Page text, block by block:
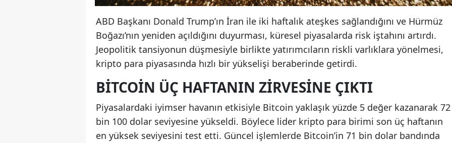
ABD Başkanı Donald Trump’ın İran ile iki haftalık ateşkes sağlandığını ve Hürmüz
Boğazı’nın yeniden açıldığını duyurması, küresel piyasalarda risk iştahını artırdı.
Jeopolitik tansiyonun düşmesiyle birlikte yatırımcıların riskli varlıklara yönelmesi,
kripto para piyasasında hızlı bir yükselişi beraberinde getirdi.
BITCOIN ÜÇ HAFTANIN ZIRVESINE ÇIKTI
Piyasalardaki iyimser havanın etkisiyle Bitcoin yaklaşık yüzde 5 değer kazanarak 72
bin 100 dolar seviyesine yükseldi. Böylece lider kripto para birimi son üç haftanın
en yüksek seviyesini test etti. Güncel işlemlerde Bitcoin’in 71 bin dolar bandında